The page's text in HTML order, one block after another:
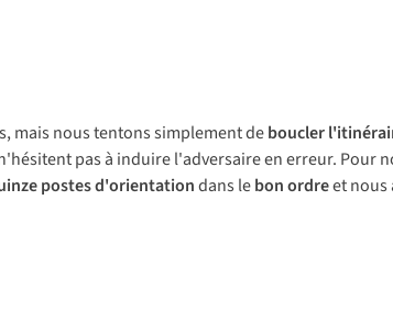
mais nous tentons simplement deboucler
pas à induire l'adversaire en erreur. Pour
postes d'orientationdans lebon ordreet nous